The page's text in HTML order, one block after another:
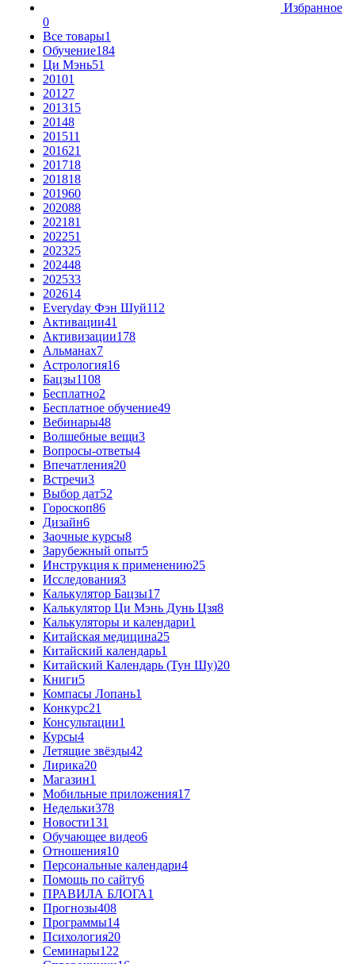
Избранное
0
Все товары1
Обучение184
Ци Мэнь51
20101
20127
201315
20148
201511
201621
201718
201818
201960
202088
202181
202251
202325
202448
202533
202614
Everyday Фэн Шуй112
Активации41
Активизации178
Альманах7
Астрология16
Бацзы1108
Бесплатно2
Бесплатное обучение49
Вебинары48
Волшебные вещи3
Вопросы-ответы4
Впечатления20
Встречи3
Выбор дат52
Гороскоп86
Дизайн6
Заочные курсы8
Зарубежный опыт5
Инструкция к применению25
Исследования3
Калькулятор Бацзы17
Калькулятор Ци Мэнь Дунь Цзя8
Калькуляторы и календари1
Китайская медицина25
Китайский календарь1
Китайский Календарь (Тун Шу)20
Книги5
Компасы Лопань1
Конкурс21
Консультации1
Курсы4
Летящие звёзды42
Лирика20
Магазин1
Мобильные приложения17
Недельки378
Новости131
Обучающее видео6
Отношения10
Персональные календари4
Помощь по сайту6
ПРАВИЛА БЛОГА1
Прогнозы408
Программы14
Психология20
Семинары122